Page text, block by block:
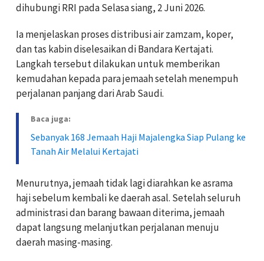
dihubungi RRI pada Selasa siang, 2 Juni 2026.
Ia menjelaskan proses distribusi air zamzam, koper,
dan tas kabin diselesaikan di Bandara Kertajati.
Langkah tersebut dilakukan untuk memberikan
kemudahan kepada para jemaah setelah menempuh
perjalanan panjang dari Arab Saudi.
Baca juga:
Sebanyak 168 Jemaah Haji Majalengka Siap Pulang ke
Tanah Air Melalui Kertajati
Menurutnya, jemaah tidak lagi diarahkan ke asrama
haji sebelum kembali ke daerah asal. Setelah seluruh
administrasi dan barang bawaan diterima, jemaah
dapat langsung melanjutkan perjalanan menuju
daerah masing-masing.